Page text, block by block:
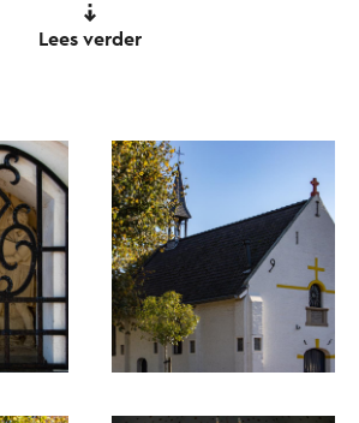
op deze plek vereerd zou
naar de parochiekerk in
dag was het weer terug
Zo maakte Maria duidelijk dat
vereerd wilde worden.
gebouwd en voortaan
Lees verder